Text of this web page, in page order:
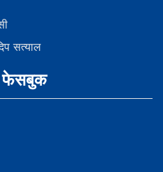
सत्याल
फेसबुक